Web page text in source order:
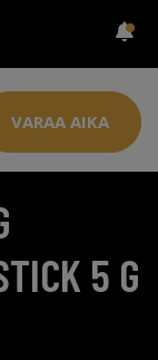
VARAA AIKA
5 G